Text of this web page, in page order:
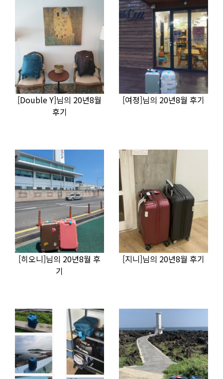
[Double Y]님의 20년8월
후기
[여정]님의 20년8월 후기
[히오니]님의 20년8월 후
기
[지니]님의 20년8월 후기